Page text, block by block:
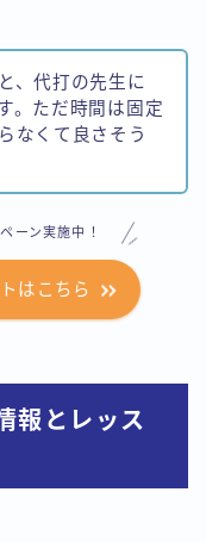
、代打の先生に
。ただ時間は固定
なくて良さそう
ーン実施中！
はこちら
報とレッス